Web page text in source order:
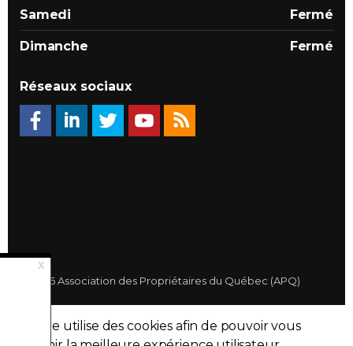
Samedi Fermé
Dimanche Fermé
Réseaux sociaux
© 2026 Association des Propriétaires du Québec (APQ)
Plan du site
Ce site utilise des cookies afin de pouvoir vous